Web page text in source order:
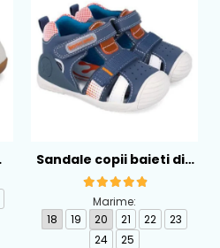
Sandale copii baieti din
piele Biomecanics,
Albastru - 262124-A556
Marime:
18
19 20 21 22
23
24
25